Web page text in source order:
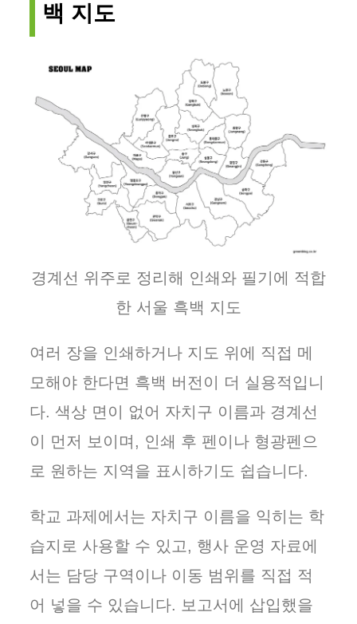
백 지도
경계선 위주로 정리해 인쇄와 필기에 적합
한 서울 흑백 지도
여러 장을 인쇄하거나 지도 위에 직접 메
모해야 한다면 흑백 버전이 더 실용적입니
다. 색상 면이 없어 자치구 이름과 경계선
이 먼저 보이며, 인쇄 후 펜이나 형광펜으
로 원하는 지역을 표시하기도 쉽습니다.
학교 과제에서는 자치구 이름을 익히는 학
습지로 사용할 수 있고, 행사 운영 자료에
서는 담당 구역이나 이동 범위를 직접 적
어 넣을 수 있습니다. 보고서에 삽입했을